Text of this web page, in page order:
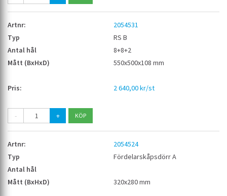
2054531
RS B
8+8+2
550x500x108 mm
2 640,00 kr/st
- +
2054524
Fördelarskåpsdörr A
320x280 mm